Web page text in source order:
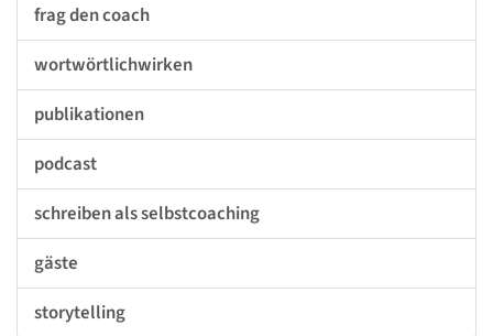
frag den coach
wortwörtlichwirken
publikationen
podcast
schreiben als selbstcoaching
gäste
storytelling